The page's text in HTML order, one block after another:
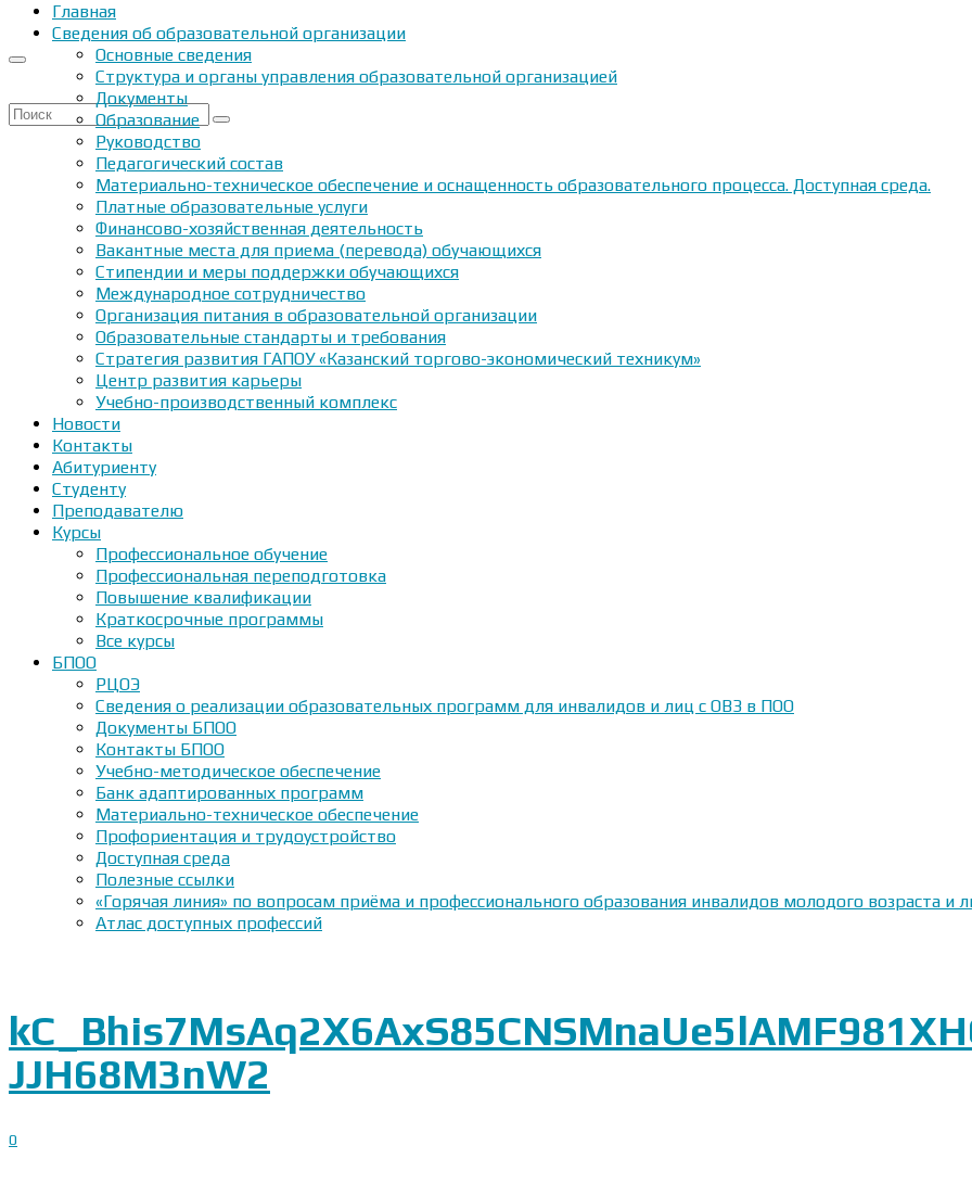
Искать:
Главная
Сведения об образовательной организации
Основные сведения
Структура и органы управления образовательной организацией
Документы
Образование
Руководство
Педагогический состав
Материально-техническое обеспечение и оснащенность образовательного процесса. Доступная среда.
Платные образовательные услуги
Финансово-хозяйственная деятельность
Вакантные места для приема (перевода) обучающихся
Стипендии и меры поддержки обучающихся
Международное сотрудничество
Организация питания в образовательной организации
Образовательные стандарты и требования
Стратегия развития ГАПОУ «Казанский торгово-экономический техникум»
Центр развития карьеры
Учебно-производственный комплекс
Новости
Контакты
Абитуриенту
Студенту
Преподавателю
Курсы
Профессиональное обучение
Профессиональная переподготовка
Повышение квалификации
Краткосрочные программы
Все курсы
БПОО
РЦОЭ
Сведения о реализации образовательных программ для инвалидов и лиц с ОВЗ в ПОО
Документы БПОО
Контакты БПОО
Учебно-методическое обеспечение
Банк адаптированных программ
Материально-техническое обеспечение
Профориентация и трудоустройство
Доступная среда
Полезные ссылки
«Горячая линия» по вопросам приёма и профессионального образования инвалидов молодого возраста
Атлас доступных профессий
JJH68M3nW2
0